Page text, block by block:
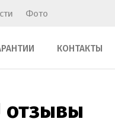
Фото
КОНТАКТЫ
отзывы